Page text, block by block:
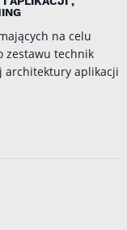
na celu
zestawu technik
architektury aplikacji